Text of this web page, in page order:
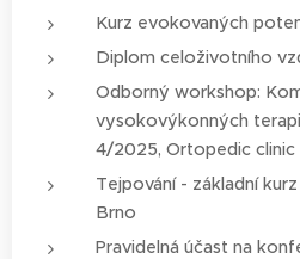
Kurz evokovaných
Diplom celoživotního
Odborný workshop:
vysokovýkonných
4/2025, Ortopedic clinic
Tejpování - základní
Brno
Pravidelná účast na